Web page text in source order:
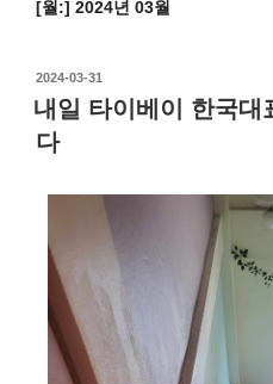
[월:] 2024년 03월
2024-03-31
내일 타이베이 한국대
다